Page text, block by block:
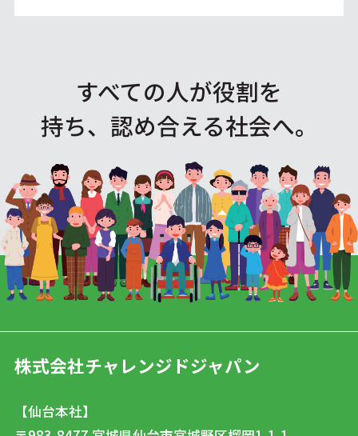
すべての人が役割を
持ち、認め合える社会へ。
株式会社チャレンジドジャパン
【仙台本社】